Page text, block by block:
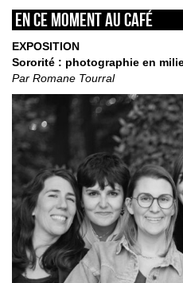
En ce moment au café
EXPOSITION
Sororité : photographie en
Par Romane Tourral